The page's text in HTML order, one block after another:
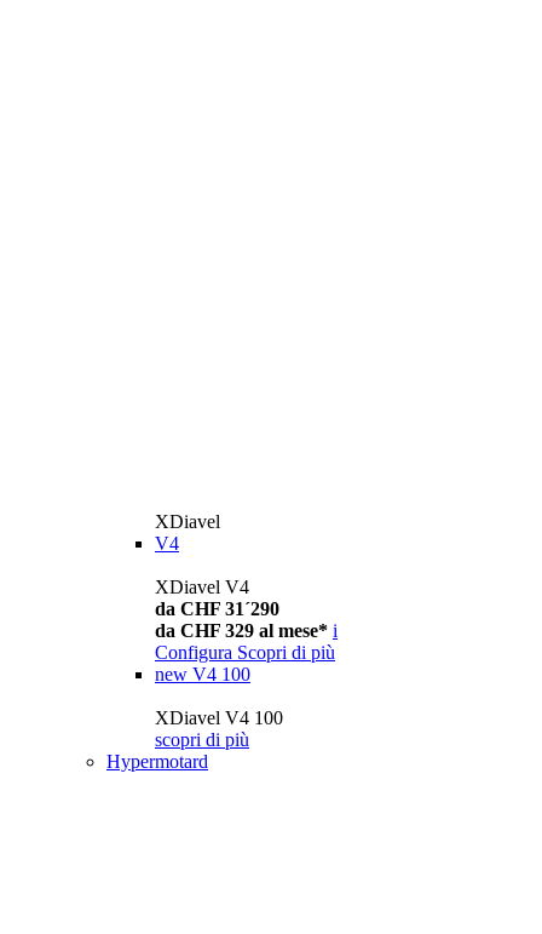
XDiavel
V4
XDiavel V4
da CHF 31´290
da CHF 329 al mese* i
Configura Scopri di più
new V4 100
XDiavel V4 100
scopri di più
Hypermotard